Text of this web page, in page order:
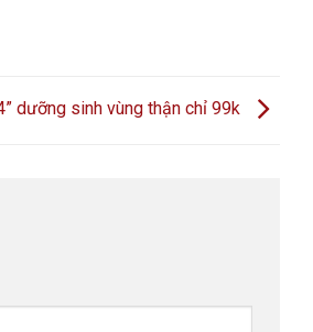
dưỡng sinh vùng thận chỉ 99k